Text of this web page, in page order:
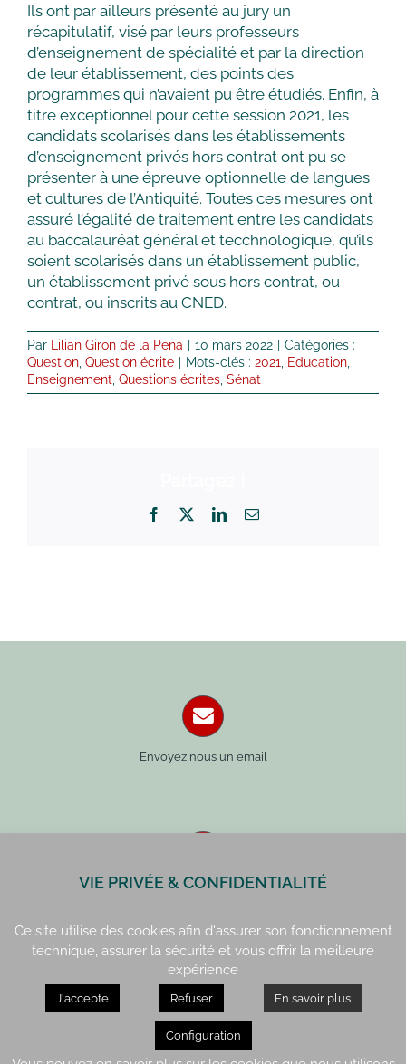
Ils ont par ailleurs présenté au jury un
récapitulatif, visé par leurs professeurs
d’enseignement de spécialité et par la direction
de leur établissement, des points des
programmes qui n’avaient pu être étudiés. Enfin, à
titre exceptionnel pour cette session 2021, les
candidats scolarisés dans les établissements
d’enseignement privés hors contrat ont pu se
présenter à une épreuve optionnelle de langues
et cultures de l’Antiquité. Toutes ces mesures ont
assuré l’égalité de traitement entre les candidats
au baccalauréat général et tecchnologique, qu’ils
soient scolarisés dans un établissement public,
un établissement privé sous hors contrat, ou
contrat, ou inscrits au CNED.
Par Lilian Giron de la Pena 10 mars 2022
Catégories :
Question Question écrite Mots-clés : 2021 Education
Enseignement Questions écrites Sénat
Facebook LinkedInEmail
Envoyez nous un email
Paris : 01 42 34 14 59
Rennes : 21, quai Lamennais
VIE PRIVÉE & CONFIDENTIALITÉ
Ce site utilise des cookies afin d'assurer son fonctionnement
technique, assurer la sécurité et vous offrir la meilleure
expérience
J'accepte Refuser En savoir plus
Configuration